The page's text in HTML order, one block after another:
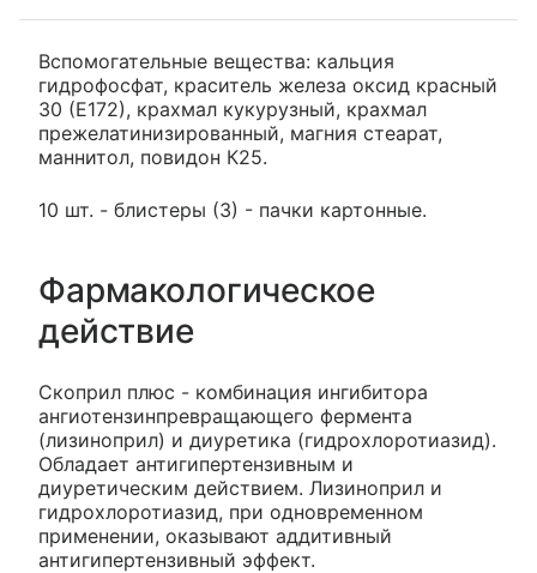
Вспомогательные вещества: кальция
гидрофосфат, краситель железа оксид красный
30 (Е172), крахмал кукурузный, крахмал
прежелатинизированный, магния стеарат,
маннитол, повидон К25.
10 шт. - блистеры (3) - пачки картонные.
Фармакологическое
действие
Скоприл плюс - комбинация ингибитора
ангиотензинпревращающего фермента
(лизиноприл) и диуретика (гидрохлоротиазид).
Обладает антигипертензивным и
диуретическим действием. Лизиноприл и
гидрохлоротиазид, при одновременном
применении, оказывают аддитивный
антигипертензивный эффект.